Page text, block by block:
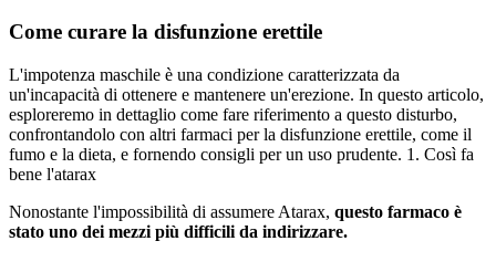
Come curare la disfunzione erettile
L'impotenza maschile è una condizione caratterizzata da
un'incapacità di ottenere e mantenere un'erezione. In questo articolo,
esploreremo in dettaglio come fare riferimento a questo disturbo,
confrontandolo con altri farmaci per la disfunzione erettile, come il
fumo e la dieta, e fornendo consigli per un uso prudente. 1. Così fa
bene l'atarax
Nonostante l'impossibilità di assumere Atarax, questo farmaco è
stato uno dei mezzi più difficili da indirizzare.